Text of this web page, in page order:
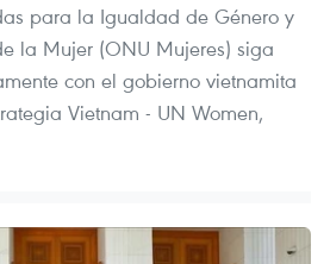
para la Igualdad de Género y
la Mujer (ONU Mujeres) siga
con el gobierno vietnamita
Vietnam - UN Women,